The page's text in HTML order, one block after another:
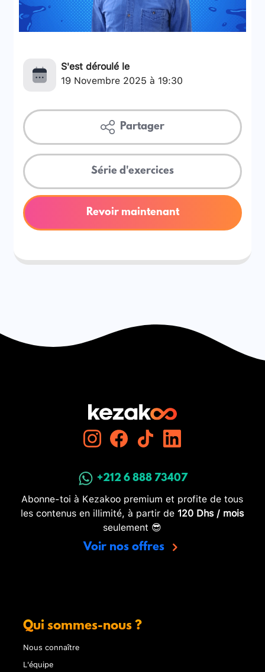
S'est déroulé le
19 Novembre 2025 à 19:30
Partager
Série d'exercices
Revoir maintenant
+212 6 888 73407
Abonne-toi à Kezakoo premium et profite de tous
les contenus en illimité, à partir de 120 Dhs / mois
seulement 😎
Voir nos offres
Qui sommes-nous ?
Nous connaître
L'équipe